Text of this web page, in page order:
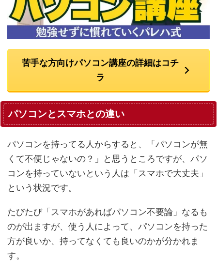
苦手な方向けパソコン講座の詳細はコチ
ラ
パソコンとスマホとの違い
パソコンを持ってる人からすると、「パソコンが無
くて不便じゃないの？」と思うところですが、パソ
コンを持っていないという人は「スマホで大丈夫」
という状況です。
たびたび「スマホがあればパソコン不要論」なるも
のが出ますが、使う人によって、パソコンを持った
方が良いか、持ってなくても良いのかが分かれま
す。